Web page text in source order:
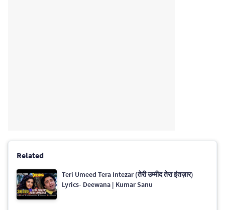
Related
Teri Umeed Tera Intezar (तेरी उम्मीद तेरा इंतज़ार)
Lyrics- Deewana | Kumar Sanu